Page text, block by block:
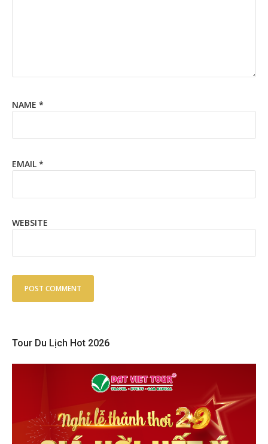
NAME *
EMAIL *
WEBSITE
Tour Du Lịch Hot 2026